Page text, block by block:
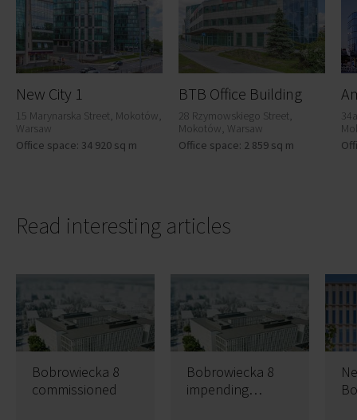
New City 1
15 Marynarska Street, Mokotów,
Warsaw
Office space: 34 920 sq m
BTB Office Building
28 Rzymowskiego Street,
Mokotów, Warsaw
Office space: 2 859 sq m
Read interesting articles
Bobrowiecka 8
commissioned
Bobrowiecka 8
impending